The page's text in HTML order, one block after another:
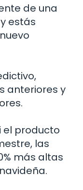
de una
estás
anteriores y
el producto
las
más altas